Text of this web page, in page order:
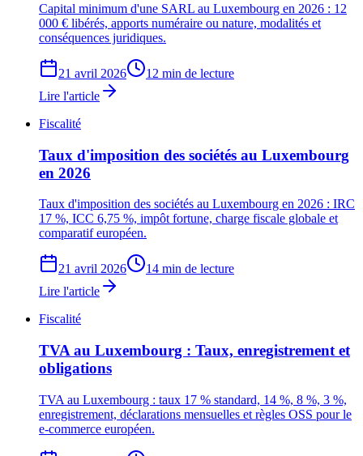
Capital minimum d'une SARL au Luxembourg en 2026 : 12
000 € libérés, apports numéraire ou nature, modalités et
conséquences juridiques.
21 avril 2026
12 min de lecture
Lire l'article
Fiscalité
Taux d'imposition des sociétés au Luxembourg
en 2026
Taux d'imposition des sociétés au Luxembourg en 2026 : IRC
17 %, ICC 6,75 %, impôt fortune, charge fiscale globale et
comparatif européen.
21 avril 2026
14 min de lecture
Lire l'article
Fiscalité
TVA au Luxembourg : Taux, enregistrement et
obligations
TVA au Luxembourg : taux 17 % standard, 14 %, 8 %, 3 %,
enregistrement, déclarations mensuelles et règles OSS pour le
e-commerce européen.